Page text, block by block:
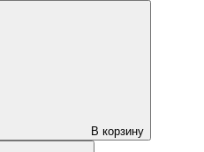
В корзину